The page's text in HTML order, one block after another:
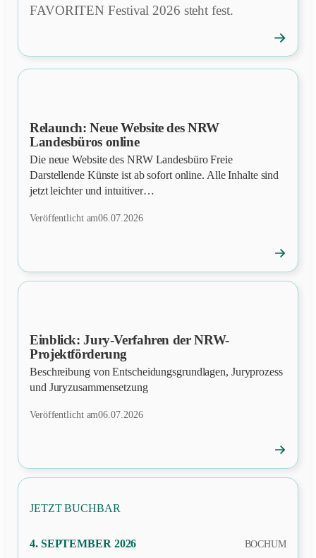
FAVORITEN Festival 2026 steht fest.
Festival:
→
NEWS
Relaunch: Neue Website des NRW
Landesbüros online
Die neue Website des NRW Landesbüro Freie
Darstellende Künste ist ab sofort online. Alle Inhalte sind
jetzt leichter und intuitiver…
Veröffentlicht am06.07.2026
News
öffnen
→
NEWS
Einblick: Jury-Verfahren der NRW-
Projektförderung
Beschreibung von Entscheidungsgrundlagen, Juryprozess
und Juryzusammensetzung
Veröffentlicht am06.07.2026
News
öffnen
→
PRÄSENZ
JETZT BUCHBAR
4. SEPTEMBER 2026 BOCHUM